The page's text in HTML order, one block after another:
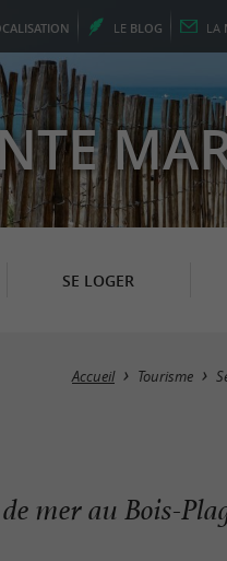
LE BLOG LA
SE LOGER
Accueil Tourisme
mer au Bois-